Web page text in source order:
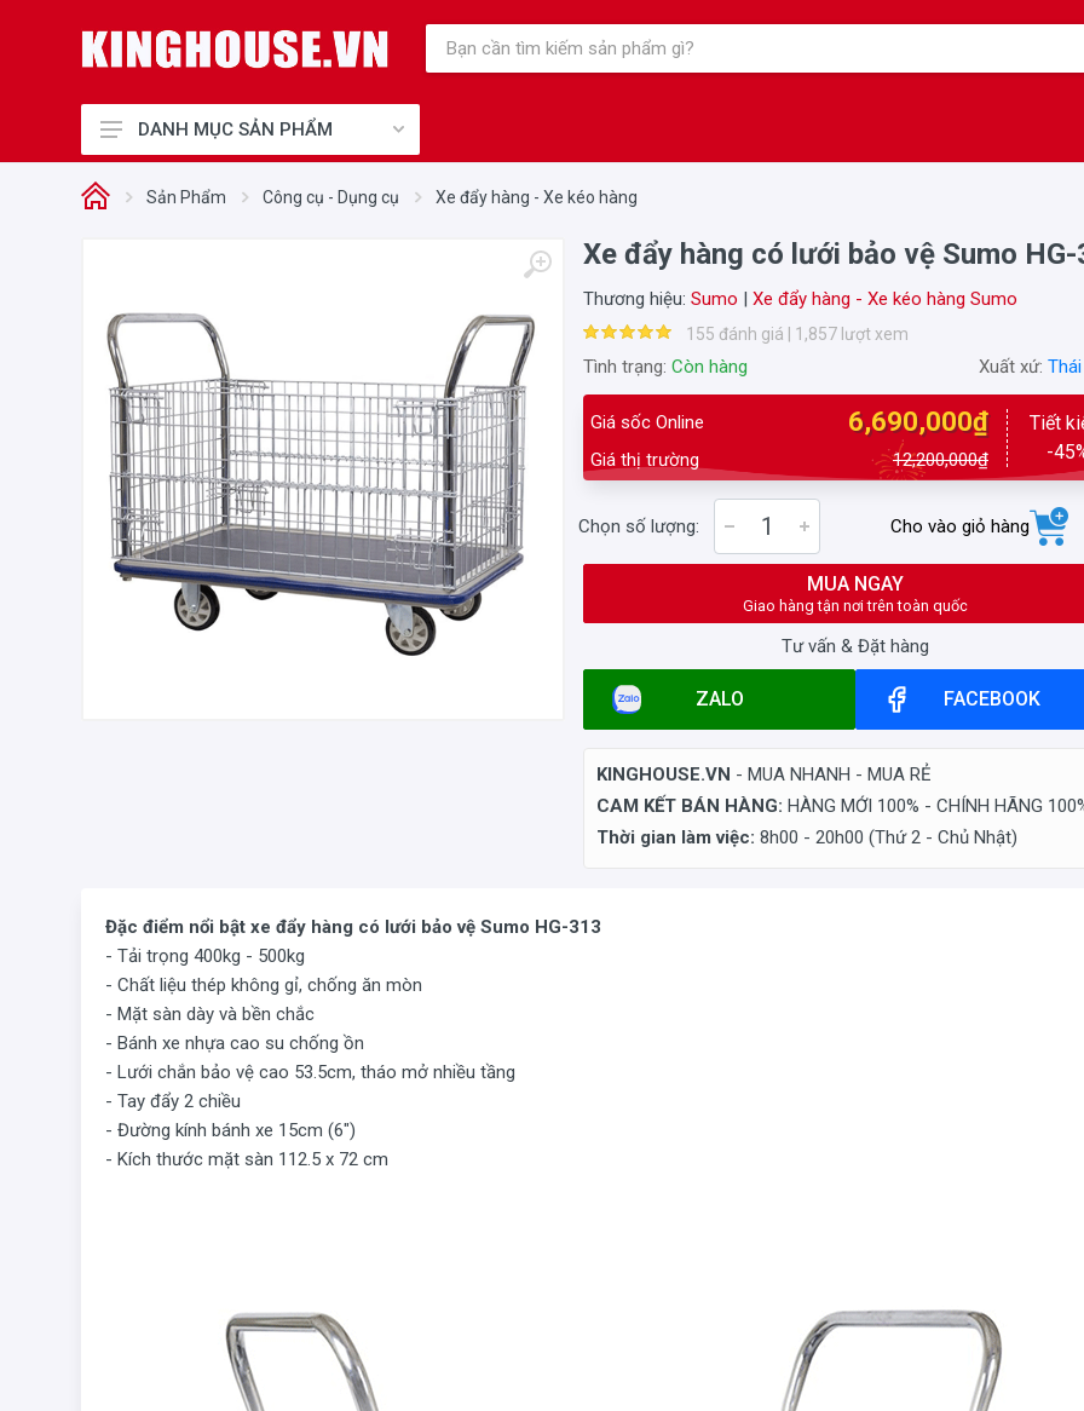
Điện máy, Điện lạnh
Nhà cửa - Đời sống
Phụ kiện tủ bếp, Khóa điện tử
Thiết Bị Công Nghiệp
Thiết bị văn phòng
Thiết bị vệ sinh
DANH MỤC SẢN PHẨM
Sản Phẩm Công cụ - Dụng cụ Xe đẩy hàng - Xe kéo hàng
Xe đẩy hàng có lưới bảo vệ Sumo
Thương hiệu: Sumo | Xe đẩy hàng - Xe kéo hàng Sumo
155 đánh giá | 1,857 lượt xem
Tình trạng: Còn hàng Xuất xứ:
Giá sốc Online 6,690,000₫
Giá thị trường 12,200,000₫
Tiết
-
Chọn số lượng: Cho vào giỏ hàng
MUA NGAY
Giao hàng tận nơi trên toàn quốc
Tư vấn & Đặt hàng
ZALO FACEBOOK
KINGHOUSE.VN - MUA NHANH - MUA RẺ
CAM KẾT BÁN HÀNG: HÀNG MỚI 100% - CHÍNH HÃNG
Thời gian làm việc: 8h00 - 20h00 (Thứ 2 - Chủ Nhật)
Đặc điểm nổi bật xe đẩy hàng có lưới bảo vệ Sumo HG-313
- Tải trọng 400kg - 500kg
- Chất liệu thép không gỉ, chống ăn mòn
- Mặt sàn dày và bền chắc
- Bánh xe nhựa cao su chống ồn
- Lưới chắn bảo vệ cao 53.5cm, tháo mở nhiều tầng
- Tay đẩy 2 chiều
- Đường kính bánh xe 15cm (6")
- Kích thước mặt sàn 112.5 x 72 cm